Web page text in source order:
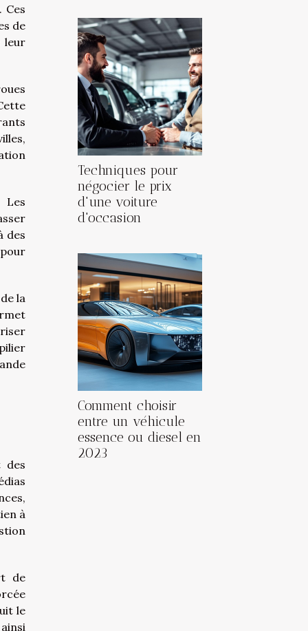
Ces
de
leur
Les
des
la
des
à
de
le
Techniques pour
négocier le prix
d'une voiture
d'occasion
Comment choisir
entre un véhicule
essence ou diesel en
2023